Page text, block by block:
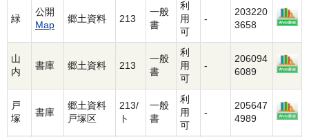
緑
公開
Map
郷土資料 213
一般
書
利
用
可
-
203220
3658
山
内
書庫 郷土資料 213
一般
書
利
用
可
-
206094
6089
戸
塚
書庫
郷土資料
戸塚区
213/
ト
一般
書
利
用
可
-
205647
4989